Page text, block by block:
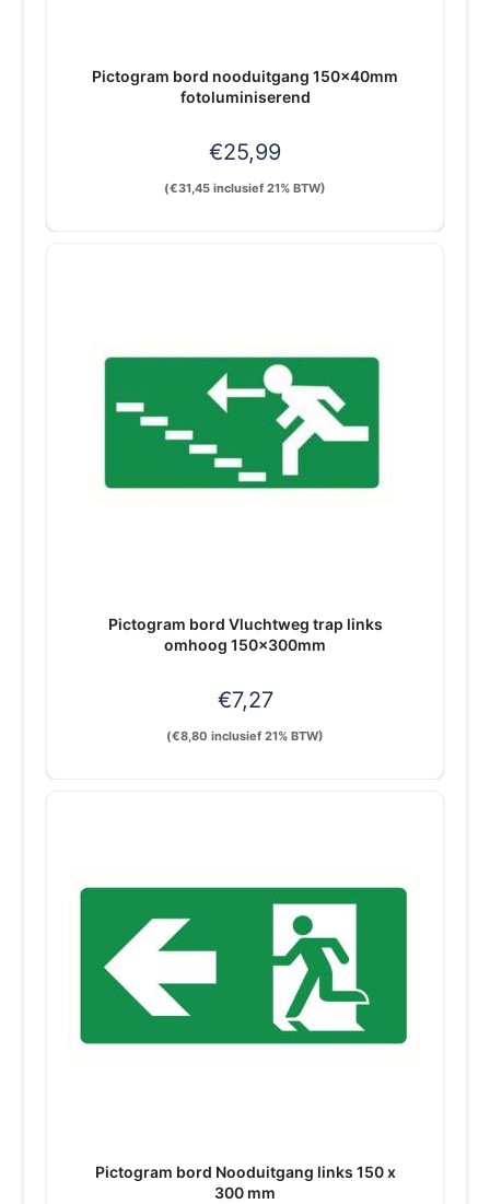
Pictogram bord nooduitgang 150x40mm
fotoluminiserend
€25,99
(€31,45 inclusief 21% BTW)
Pictogram bord Vluchtweg trap links
omhoog 150x300mm
€7,27
(€8,80 inclusief 21% BTW)
Pictogram bord Nooduitgang links 150 x
300 mm